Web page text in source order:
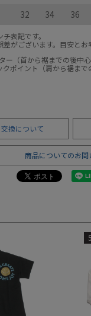
32 34 36
表記です。
がございます。目安とお
ー（首から裾までの後中心
ポイント（肩から裾まで
換について
商品についてのお問
5